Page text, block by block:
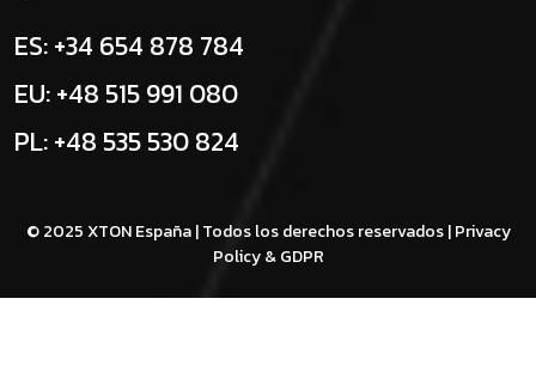
ES: +34 654 878 784
EU: +48 515 991 080
PL: +48 535 530 824
© 2025 XTON España | Todos los derechos reservados |Privacy
Policy & GDPR